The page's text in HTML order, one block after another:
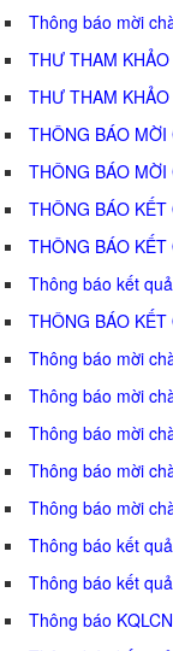
Thông báo mời
THƯ THAM
THƯ THAM
THÔNG BÁO MỜI
THÔNG BÁO MỜI
THÔNG BÁO
THÔNG BÁO
Thông báo kết quả
THÔNG BÁO
Thông báo mời
Thông báo mời
Thông báo mời
Thông báo mời
Thông báo mời
Thông báo kết
Thông báo kết
Thông báo